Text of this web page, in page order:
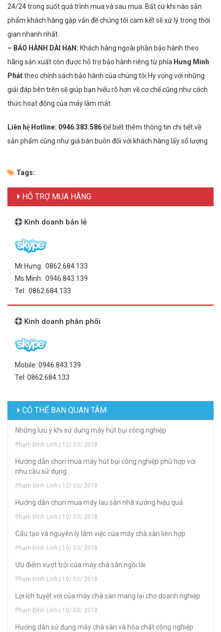
24/24 trong suốt quá trình mua và sau mua. Bất cứ khi nào sản
phẩm khách hàng gặp vấn đề chúng tôi cam kết sẽ xử lý trong thời
gian nhanh nhất.
– BẢO HÀNH DÀI HẠN: Khách hàng ngoài phần bảo hành theo
hãng sản xuất còn được hỗ trợ bảo hành riêng từ phía Hưng Minh
Pháttheo chính sách bảo hành của chúng tôi Hy vọng với những
giải đáp bên trên sẽ giúp bạn hiểu rõ hơn về cơ chế cũng như cách
thức hoạt động của máy làm mát.
Liên hệ Hotline: 0946.383.586Để biết thêm thông tin chi tiết về
sản phẩm cũng như giá bán buôn đối với khách hàng lấy số lượng
Tags:
HỖ TRỢ MUA HÀNG
Kinh doanh bán lẻ
Mr.Hưng: 0862.684.133
Ms Minh: 0946.843.139
Tel: 0862.684.133
Kinh doanh phân phối
Mobile: 0946.843.139
Tel: 0862.684.133
CÓ THỂ BẠN QUAN TÂM
Những lưu ý khi sử dụng máy hút bụi công nghiệp
Phạm Đình Linh | 12/ 03/ 2018
Hướng dẫn chọn mua máy hút bụi công nghiệp phù hợp với
nhu cầu sử dụng
Phạm Đình Linh | 12/ 03/ 2018
Hướng dẫn chọn mua máy lau sàn nhà xưởng hiệu quả
Phạm Đình Linh | 10/ 03/ 2018
Cấu tạo và nguyên lý làm việc của máy chà sàn liên hợp
Phạm Đình Linh | 10/ 03/ 2018
Ưu điểm vượt trội của máy chà sàn ngồi lái
Phạm Đình Linh | 10/ 03/ 2018
Lợi ích tuyệt vời của máy chà sàn mang lại cho doanh nghiệp
Phạm Đình Linh | 10/ 03/ 2018
Hướng dẫn sử dụng máy chà sàn và hóa chất công nghiệp